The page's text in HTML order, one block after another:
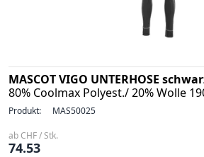
MASCOT VIGO UNTERHOSE
80% Coolmax Polyest./ 20% Wolle
Produkt: MAS50025
ab CHF / Stk.
74.53